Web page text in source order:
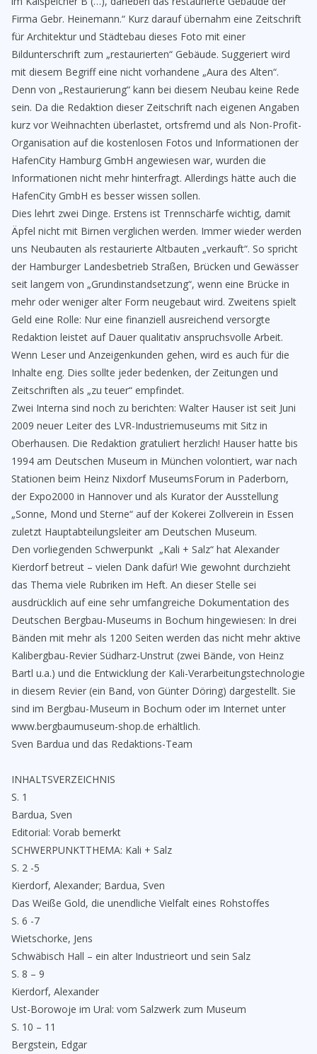
Firma Gebr. Heinemann.“ Kurz darauf übernahm eine Zeitschrift
für Architektur und Städtebau dieses Foto mit einer
Bildunterschrift zum „restaurierten“ Gebäude. Suggeriert wird
mit diesem Begriff eine nicht vorhandene „Aura des Alten“.
Denn von „Restaurierung“ kann bei diesem Neubau keine Rede
sein. Da die Redaktion dieser Zeitschrift nach eigenen Angaben
kurz vor Weihnachten überlastet, ortsfremd und als Non-Profit-
Organisation auf die kostenlosen Fotos und Informationen der
HafenCity Hamburg GmbH angewiesen war, wurden die
Informationen nicht mehr hinterfragt. Allerdings hätte auch die
HafenCity GmbH es besser wissen sollen.
Dies lehrt zwei Dinge. Erstens ist Trennschärfe wichtig, damit
Äpfel nicht mit Birnen verglichen werden. Immer wieder werden
uns Neubauten als restaurierte Altbauten „verkauft“. So spricht
der Hamburger Landesbetrieb Straßen, Brücken und Gewässer
seit langem von „Grundinstandsetzung“, wenn eine Brücke in
mehr oder weniger alter Form neugebaut wird. Zweitens spielt
Geld eine Rolle: Nur eine finanziell ausreichend versorgte
Redaktion leistet auf Dauer qualitativ anspruchsvolle Arbeit.
Wenn Leser und Anzeigenkunden gehen, wird es auch für die
Inhalte eng. Dies sollte jeder bedenken, der Zeitungen und
Zeitschriften als „zu teuer“ empfindet.
Zwei Interna sind noch zu berichten: Walter Hauser ist seit Juni
2009 neuer Leiter des LVR-Industriemuseums mit Sitz in
Oberhausen. Die Redaktion gratuliert herzlich! Hauser hatte bis
1994 am Deutschen Museum in München volontiert, war nach
Stationen beim Heinz Nixdorf MuseumsForum in Paderborn,
der Expo2000 in Hannover und als Kurator der Ausstellung
„Sonne, Mond und Sterne“ auf der Kokerei Zollverein in Essen
zuletzt Hauptabteilungsleiter am Deutschen Museum.
Den vorliegenden Schwerpunkt „Kali + Salz“ hat Alexander
Kierdorf betreut – vielen Dank dafür! Wie gewohnt durchzieht
das Thema viele Rubriken im Heft. An dieser Stelle sei
ausdrücklich auf eine sehr umfangreiche Dokumentation des
Deutschen Bergbau-Museums in Bochum hingewiesen: In drei
Bänden mit mehr als 1200 Seiten werden das nicht mehr aktive
Kalibergbau-Revier Südharz-Unstrut (zwei Bände, von Heinz
Bartl u.a.) und die Entwicklung der Kali-Verarbeitungstechnologie
in diesem Revier (ein Band, von Günter Döring) dargestellt. Sie
sind im Bergbau-Museum in Bochum oder im Internet unter
www.bergbaumuseum-shop.de erhältlich.
Sven Bardua und das Redaktions-Team
INHALTSVERZEICHNIS
S. 1
Bardua, Sven
Editorial: Vorab bemerkt
SCHWERPUNKTTHEMA: Kali + Salz
S. 2 -5
Kierdorf, Alexander; Bardua, Sven
Das Weiße Gold, die unendliche Vielfalt eines Rohstoffes
S. 6 -7
Wietschorke, Jens
Schwäbisch Hall – ein alter Industrieort und sein Salz
S. 8 – 9
Kierdorf, Alexander
Ust-Borowoje im Ural: vom Salzwerk zum Museum
S. 10 – 11
Bergstein, Edgar